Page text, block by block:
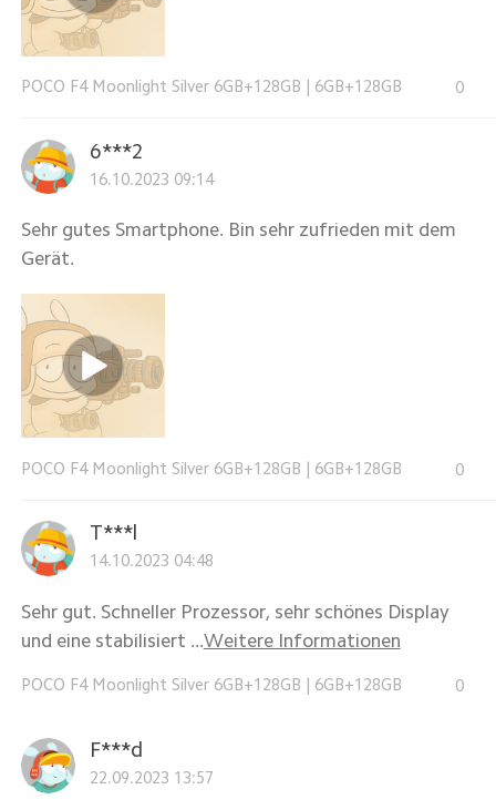
POCO F4 Moonlight Silver 6GB+128GB 6GB+128GB 0
6***2
16.10.2023 09:14
Sehr gutes Smartphone. Bin sehr zufrieden mit dem
Gerät.
POCO F4 Moonlight Silver 6GB+128GB 6GB+128GB 0
T***l
14.10.2023 04:48
Sehr gut. Schneller Prozessor, sehr schönes Display
und eine stabilisiert ...Weitere Informationen
POCO F4 Moonlight Silver 6GB+128GB 6GB+128GB 0
F***d
22.09.2023 13:57